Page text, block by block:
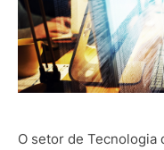
O setor de Tecnologia